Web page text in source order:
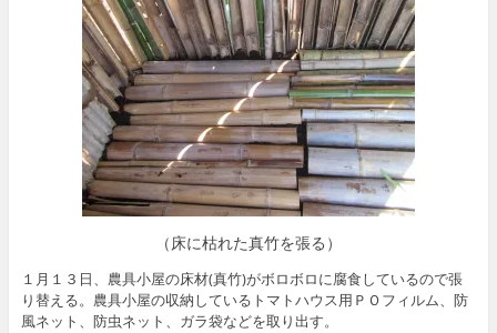
（床に枯れた真竹を張る）
１月１３日、農具小屋の床材(真竹)がボロボロに腐食しているので張
り替える。農具小屋の収納しているトマトハウス用ＰＯフィルム、防
風ネット、防虫ネット、ガラ袋などを取り出す。